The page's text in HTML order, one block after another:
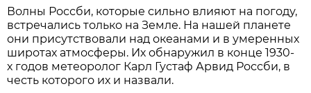
Волны Россби, которые сильно влияют на погоду,
встречались только на Земле. На нашей планете
они присутствовали над океанами и в умеренных
широтах атмосферы. Их обнаружил в конце 1930-
х годов метеоролог Карл Густаф Арвид Россби, в
честь которого их и назвали.